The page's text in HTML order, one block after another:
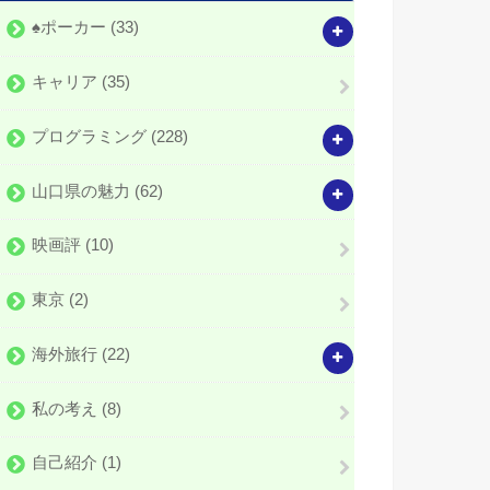
♠️ポーカー (33)
キャリア (35)
プログラミング (228)
山口県の魅力 (62)
映画評 (10)
東京 (2)
海外旅行 (22)
私の考え (8)
自己紹介 (1)